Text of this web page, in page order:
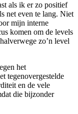
als ik er zo positief
net even te lang. Niet
mijn interne
komen om de levels
zo’n level
het
tegenovergestelde
en de vele
die bijzonder